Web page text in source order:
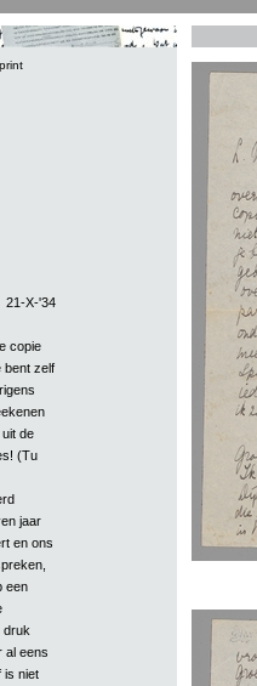
print
21-X-'34
copie
bent zelf
de
(Tu
jaar
en ons
een
druk
al eens
is niet